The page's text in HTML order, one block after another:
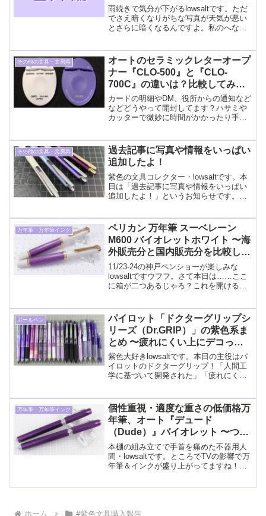
店）
雨続きで気分が下がるlowsaltです。ただ
でさえ暗くなりがちな写真が天気が悪い
とさらに暗くなるんですよ。私のへなち
きません。Twitter用の簡単なのなら撮れ
るんだけ
その他の文具・文房具
オートのセラミックレターオープ
ナー『CLO-500』と『CLO-
700C』の違いは？比較してみた
よ ​
カードの明細やDM、役所からの通知など
などどうやって開封してます？ハサミや
カッターで微妙に時間がかかったり手で
（OHTO）のセラミックレターオープナ
ーです。​左が『CLO-5
その他の文具・文房具
過去記事に写真や情報をいっぱい
追加したよ！
紫色の文具コレクター・lowsaltです。本
日は「過去記事に写真や情報をいっぱい
追加したよ！」というお知らせです。過
のですが今日はたくさん更新したのでこ
こでも宣伝しちゃ
万年筆・万年筆インク
ペリカン 万年筆 スーベレーン
M600 バイオレットホワイト 〜海
外販売分と国内販売分を比較した
ら箱以外にも違いが！の巻〜
11/23-24の神戸ペンショーが楽しみな
lowsaltですウフフ。さて本日は……ここ
に箱が二つあるじゃろ？これを開けると
外販売分と国内販売分を手に入れまし
た！＿
ボールペン
パイロット「ドクターグリップシ
リーズ（Dr.GRIP）」の紫色系ま
とめ 〜疲れにくい上にデコって
着せ替えて遊べる筆記具〜／写真
65枚
紫色大好きlowsaltです。本日の主役はパ
イロットのドクターグリップ！「人間工
学に基づいて開発された」「疲れにくい
複合ペンもあり定番品だけでも種類が多
いのに廃番、限定
万年筆・万年筆インク
個性重視・適度な重さの低価格万
年筆、オート『デュード
（Dude）』バイオレット 〜つい
でにボールペンもご紹介〜
本棚の組み立てで手首を痛めた不器用人
間・lowsaltです。ところでTVの影響で万
年筆＆インクが盛り上がってますね！実
ホーム
#紫色文具購入報告